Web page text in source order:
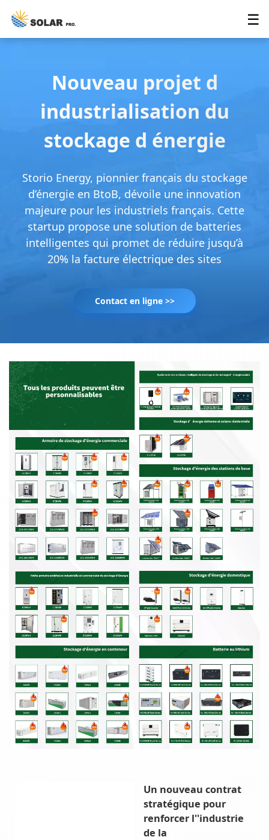
☰
Nouveau projet d
industrialisation du
stockage d énergie
Storio Energy, pionnier français du stockage
d’énergie en BtoB, dévoile une innovation
majeure pour les industriels français. Cette
startup propose une solution de batteries
intelligentes qui promet de réduire jusqu’à
20% la facture électrique des sites
Contact en ligne >>
Un nouveau contrat
stratégique pour
renforcer l''industrie
de la